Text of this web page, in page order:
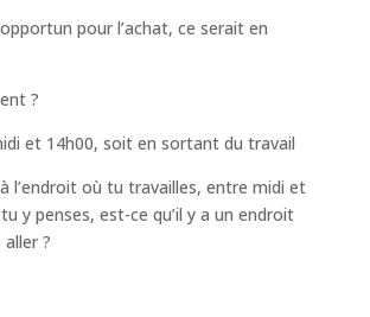
pour l’achat, ce serait en
?
et 14h00, soit en sortant du travail
l’endroit où tu travailles, entre midi et
y penses, est-ce qu’il y a un endroit
?